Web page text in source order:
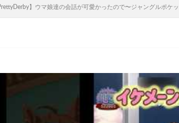
】ウマ娘達の会話が可愛かったので〜ジャングルポ